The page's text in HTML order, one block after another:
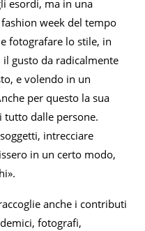
esordi, ma in una
week del tempo
fotografare lo stile, in
gusto da radicalmente
e volendo in un
per questo la sua
tutto dalle persone.
intrecciare
in un certo modo,
anche i contributi
fotografi,